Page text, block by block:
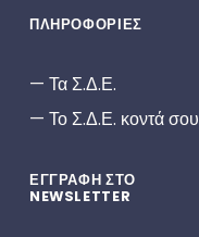
ΠΛΗΡΟΦΟΡΙΕΣ
Τα Σ.Δ.Ε.
Το Σ.Δ.Ε. κοντά σου
ΕΓΓΡΑΦΗ ΣΤΟ
NEWSLETTER